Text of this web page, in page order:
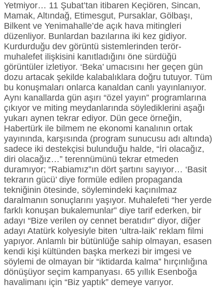
Yetmiyor… 11 Şubat’tan itibaren Keçiören, Sincan,
Mamak, Altındağ, Etimesgut, Pursaklar, Gölbaşı,
Bilkent ve Yenimahalle’de açık hava mitingleri
düzenliyor. Bunlardan bazılarına iki kez gidiyor.
Kurdurduğu dev görüntü sistemlerinden terör-
muhalefet ilişkisini kanıtladığını öne sürdüğü
görüntüler izletiyor. ‘Beka’ umacısını her geçen gün
dozu artacak şekilde kalabalıklara doğru tutuyor. Tüm
bu konuşmaları onlarca kanaldan canlı yayınlanıyor.
Aynı kanallarda gün aşırı “özel yayın” programlarına
çıkıyor ve miting meydanlarında söylediklerini aşağı
yukarı aynen tekrar ediyor. Dün gece örneğin,
Habertürk ile bilmem ne ekonomi kanalının ortak
yayınında, karşısında (program sunucusu adı altında)
sadece iki destekçisi bulunduğu halde, “İri olacağız,
diri olacağız…” terennümünü tekrar etmeden
duramıyor; “Rabiamız”ın dört şartını sayıyor… ‘Basit
tekrarın gücü’ diye formüle edilen propaganda
tekniğinin ötesinde, söylemindeki kaçınılmaz
daralmanın sonuçlarını yaşıyor. Muhalefeti “her yerde
farklı konuşan bukalemunlar” diye tarif ederken, bir
adayı “Bize verilen oy cennet beratıdır” diyor, diğer
adayı Atatürk kolyesiyle biten ‘ultra-laik’ reklam filmi
yapıyor. Anlamlı bir bütünlüğe sahip olmayan, esasen
kendi kişi kültünden başka merkezi bir imgesi ve
söylemi de olmayan bir “iktidarda kalma” hırçınlığına
dönüşüyor seçim kampanyası. 65 yıllık Esenboğa
havalimanı için “Biz yaptık” demeye varıyor.